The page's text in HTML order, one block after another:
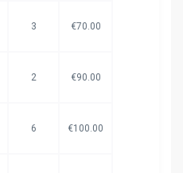
3 €70.00
2 €90.00
6 €100.00